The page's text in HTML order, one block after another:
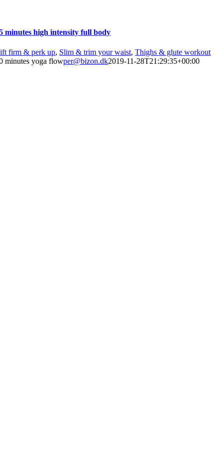
minutes high intensity full body
firm & perk up, Slim & trim your waist,Thighs & glute workout
minutes yoga flowper@bizon.dk2019-11-28T21:29:35+00:00